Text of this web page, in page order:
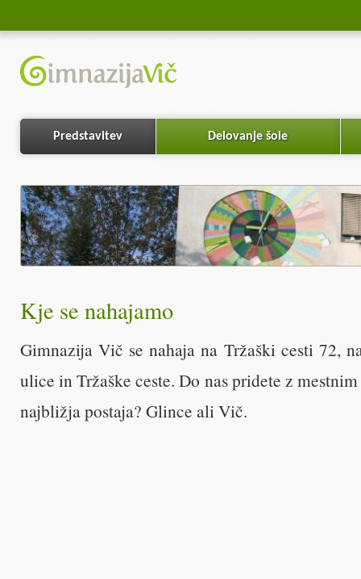
Predstavitev Delovanje šole
Kje se nahajamo
Gimnazija Vič se nahaja na Tržaški cesti 72,
ulice in Tržaške ceste. Do nas pridete z
najbližja postaja? Glince ali Vič.